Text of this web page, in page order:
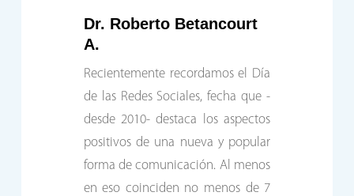
Dr. Roberto Betancourt
A.
Recientemente recordamos el Día
de las Redes Sociales, fecha que -
desde 2010- destaca los aspectos
positivos de una nueva y popular
forma de comunicación. Al menos
en eso coinciden no menos de 7